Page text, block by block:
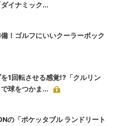
イナミック...
！ゴルフにいいクーラーボック
1回転させる感覚!?「クルリン
球をつかま...
の「ポケッタブル ランドリート